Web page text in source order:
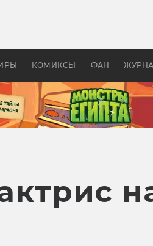
КОМИКСЫ ФАН
России —
бы